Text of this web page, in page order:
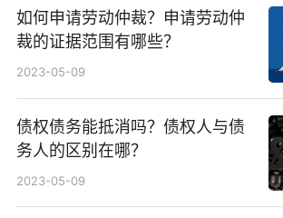
如何申请劳动仲裁？申请劳动仲
裁的证据范围有哪些？
2023-05-09
债权债务能抵消吗？债权人与债
务人的区别在哪？
2023-05-09